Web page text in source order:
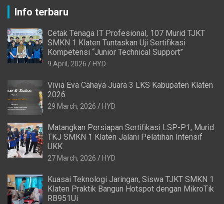
Info terbaru
Cetak Tenaga IT Profesional, 107 Murid TJKT
SMKN 1 Klaten Tuntaskan Uji Sertifikasi
Kompetensi “Junior Technical Support”
9 April, 2026 HYD
Vivia Eva Cahaya Juara 3 LKS Kabupaten Klaten
2026
29 March, 2026 HYD
Matangkan Persiapan Sertifikasi LSP-P1, Murid
TKJ SMKN 1 Klaten Jalani Pelatihan Intensif
UKK
27 March, 2026 HYD
Kuasai Teknologi Jaringan, Siswa TJKT SMKN 1
Klaten Praktik Bangun Hotspot dengan MikroTik
RB951Ui